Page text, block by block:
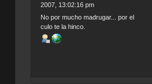
2007, 13:02:16 pm
No por mucho madrugar... por el
culo te la hinco.